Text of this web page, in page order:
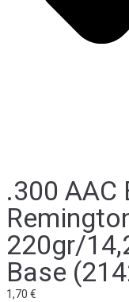
.300 AAC
220gr/
Base
1,70 €